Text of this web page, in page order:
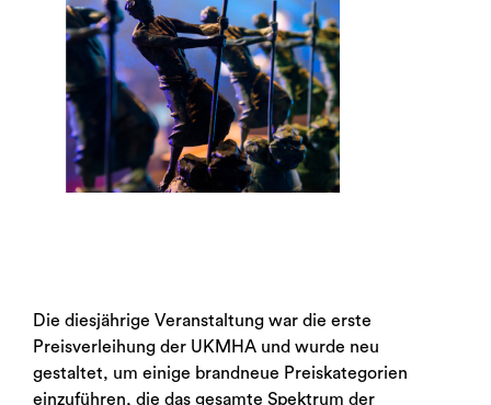
Die diesjährige Veranstaltung war die erste
Preisverleihung der UKMHA und wurde neu
gestaltet, um einige brandneue Preiskategorien
einzuführen, die das gesamte Spektrum der